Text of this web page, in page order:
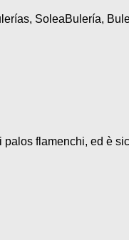
SoleaBulería,
flamenchi, ed è